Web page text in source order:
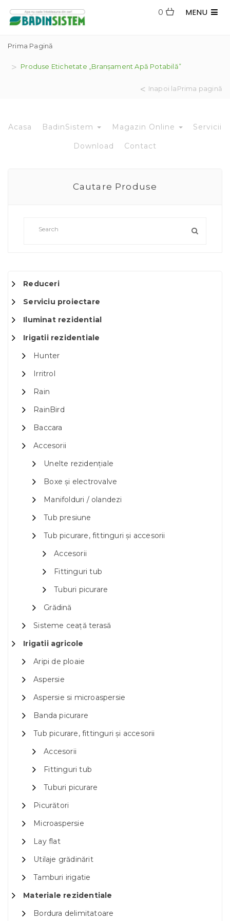
MENU
0
Prima Pagină
Produse Etichetate „branșament Apă Potabilă”
Inapoi laPrima pagină
Acasa BadinSistem Magazin Online Servicii
Download Contact
Cautare Produse
Reduceri
Serviciu proiectare
Iluminat rezidential
Irigatii rezidentiale
Hunter
Irritrol
Rain
RainBird
Baccara
Accesorii
Unelte rezidențiale
Boxe și electrovalve
Manifolduri / olandezi
Tub presiune
Tub picurare, fittinguri și accesorii
Accesorii
Fittinguri tub
Tuburi picurare
Grădină
Sisteme ceață terasă
Irigatii agricole
Aripi de ploaie
Aspersie
Aspersie si microaspersie
Banda picurare
Tub picurare, fittinguri și accesorii
Accesorii
Fittinguri tub
Tuburi picurare
Picurători
Microaspersie
Lay flat
Utilaje grădinărit
Tamburi irigatie
Materiale rezidentiale
Bordura delimitatoare